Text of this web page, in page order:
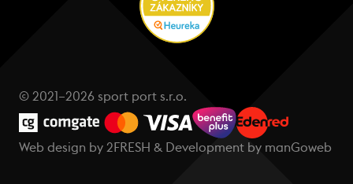
© 2021–2026 sport port s.r.o.
Web design by 2FRESH & Development by manGoweb